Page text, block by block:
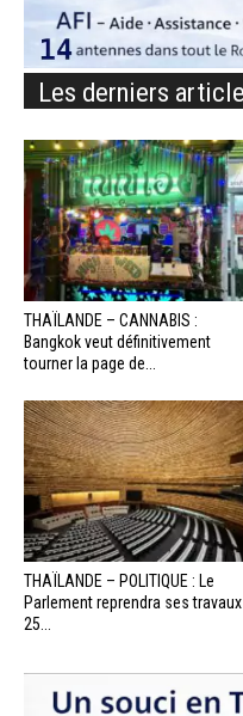
Les derniers
THAÏLANDE – CANNABIS :
Bangkok veut définitivement
tourner la page de...
THAÏLANDE – POLITIQUE : Le
Parlement reprendra ses
25...